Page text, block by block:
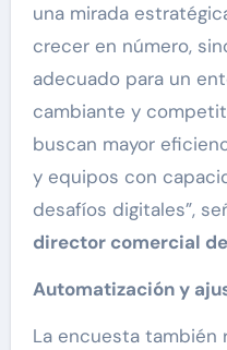
una mirada
crecer en número,
adecuado para un
cambiante y
buscan mayor
y equipos con
desafíos digitales”,
director comercial
Automatización y
La encuesta también